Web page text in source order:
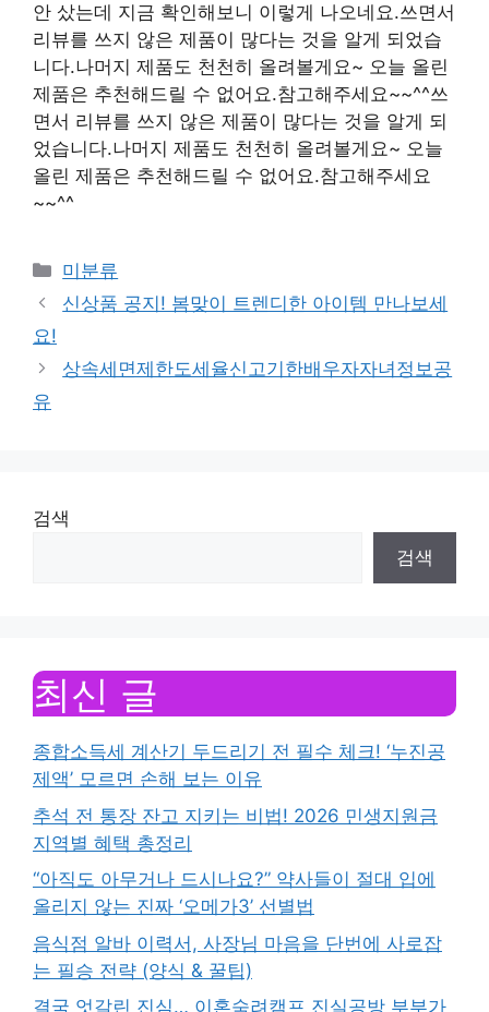
안 샀는데 지금 확인해보니 이렇게 나오네요.쓰면서
리뷰를 쓰지 않은 제품이 많다는 것을 알게 되었습
니다.나머지 제품도 천천히 올려볼게요~ 오늘 올린
제품은 추천해드릴 수 없어요.참고해주세요~~^^쓰
면서 리뷰를 쓰지 않은 제품이 많다는 것을 알게 되
었습니다.나머지 제품도 천천히 올려볼게요~ 오늘
올린 제품은 추천해드릴 수 없어요.참고해주세요
~~^^
Categories
미분류
신상품 공지! 봄맞이 트렌디한 아이템 만나보세
요!
상속세면제한도세율신고기한배우자자녀정보공
유
검색
검색
최신 글
종합소득세 계산기 두드리기 전 필수 체크! ‘누진공
제액’ 모르면 손해 보는 이유
추석 전 통장 잔고 지키는 비법! 2026 민생지원금
지역별 혜택 총정리
“아직도 아무거나 드시나요?” 약사들이 절대 입에
올리지 않는 진짜 ‘오메가3’ 선별법
음식점 알바 이력서, 사장님 마음을 단번에 사로잡
는 필승 전략 (양식 & 꿀팁)
결국 엇갈린 진심… 이혼숙려캠프 진실공방 부부가